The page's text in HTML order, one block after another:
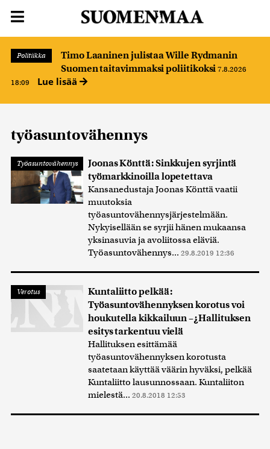
Politiikka
Timo Laaninen julistaa Wille Rydmanin
Suomen taitavimmaksi poliitikoksi 7.8.2026
18:09
Lue lisää
työasuntovähennys
Työasuntovähennys
Joonas Könttä: Sinkkujen syrjintä
työmarkkinoilla lopetettava
Kansanedustaja Joonas Könttä vaatii
muutoksia
työasuntovähennysjärjestelmään.
Nykyisellään se syrjii hänen mukaansa
yksinasuvia ja avoliitossa eläviä.
Työasuntovähennys... 29.8.2019 12:36
Verotus
Kuntaliitto pelkää:
Työasuntovähennyksen korotus voi
houkutella kikkailuun –¿Hallituksen
esitys tarkentuu vielä
Hallituksen esittämää
työasuntovähennyksen korotusta
saatetaan käyttää väärin hyväksi, pelkää
Kuntaliitto lausunnossaan. Kuntaliiton
mielestä... 20.8.2018 12:53